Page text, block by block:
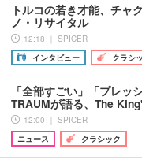
トルコの若き才能、チ
ノ・リサイタル
12:18 ｜ SPICER
インタビュー
クラシ
「全部すごい」「プレ
TRAUMが語る、The
12:00 ｜ SPICER
ニュース
クラシック